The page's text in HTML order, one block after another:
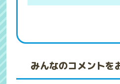
みんなのコメントを